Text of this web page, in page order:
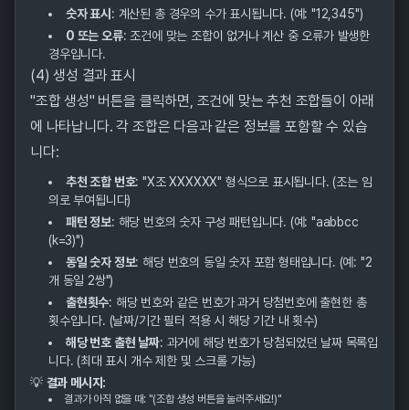
숫자 표시 : 계산된 총 경우의 수가 표시됩니다. (예: "12,345")
0 또는 오류: 조건에 맞는 조합이 없거나 계산 중 오류가 발생한
경우입니다.
(4) 생성 결과 표시
"조합 생성" 버튼을 클릭하면, 조건에 맞는 추천 조합들이 아래
에 나타납니다. 각 조합은 다음과 같은 정보를 포함할 수 있습
니다:
추천 조합 번호: "X조 XXXXXX" 형식으로 표시됩니다. (조는 임
의로 부여됩니다)
패턴 정보: 해당 번호의 숫자 구성 패턴입니다. (예: "aabbcc
(k=3)")
동일 숫자 정보: 해당 번호의 동일 숫자 포함 형태입니다. (예: "2
개 동일 2쌍")
출현횟수: 해당 번호와 같은 번호가 과거 당첨번호에 출현한 총
횟수입니다. (날짜/기간 필터 적용 시 해당 기간 내 횟수)
해당 번호 출현 날짜: 과거에 해당 번호가 당첨되었던 날짜 목록입
니다. (최대 표시 개수 제한 및 스크롤 가능)
💡 결과 메시지:
결과가 아직 없을 때: "(조합 생성 버튼을 눌러주세요!)"